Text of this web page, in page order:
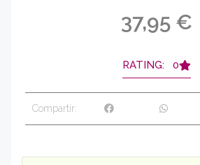
37,95 €
RATING: 0
Compartir: